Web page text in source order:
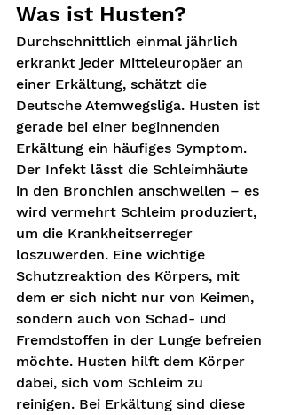
Was ist Husten?
Durchschnittlich einmal jährlich
erkrankt jeder Mitteleuropäer an
einer Erkältung, schätzt die
Deutsche Atemwegsliga. Husten ist
gerade bei einer beginnenden
Erkältung ein häufiges Symptom.
Der Infekt lässt die Schleimhäute
in den Bronchien anschwellen – es
wird vermehrt Schleim produziert,
um die Krankheitserreger
loszuwerden. Eine wichtige
Schutzreaktion des Körpers, mit
dem er sich nicht nur von Keimen,
sondern auch von Schad- und
Fremdstoffen in der Lunge befreien
möchte. Husten hilft dem Körper
dabei, sich vom Schleim zu
reinigen. Bei Erkältung sind diese